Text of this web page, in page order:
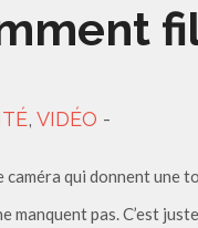
, VIDÉO -
caméra qui donnent une
manquent pas. C’est